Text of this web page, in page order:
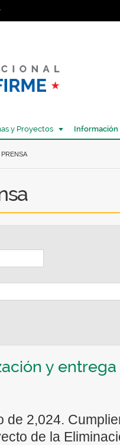
y Proyectos Información
y entrega
de 2,024.
de la